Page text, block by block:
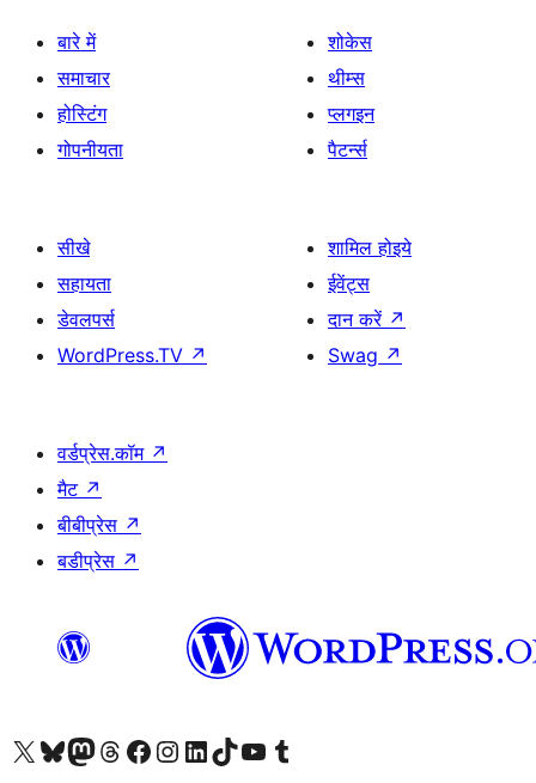
बारे में
समाचार
होस्टिंग
गोपनीयता
शोकेस
थीम्स
प्लगइन
पैटर्न्स
सीखे
सहायता
डेवलपर्स
WordPress.TV ↗
शामिल होइये
ईवेंट्स
दान करें ↗
Swag ↗
वर्डप्रेस.कॉम ↗
मैट ↗
बीबीप्रेस ↗
बडीप्रेस ↗
Visit our X (formerly Twitter) account
हमारे बलुस्की खाते पर जाएँVisit our Mastodon account
हमारे थ्रेड्स अकाउंट पर जाएंहमारे फेसबुक पेज पर जाएँहमारे इंस्टाग्राम अकाउंट पर जाएंहमारे लिंक्डइन खाते पर जाएँहमारे टिकटॉक खाते पर जाएँहमारे यूट्यूब चैनल पर जाएंहमारे Tumblr खाते पर जाएँ